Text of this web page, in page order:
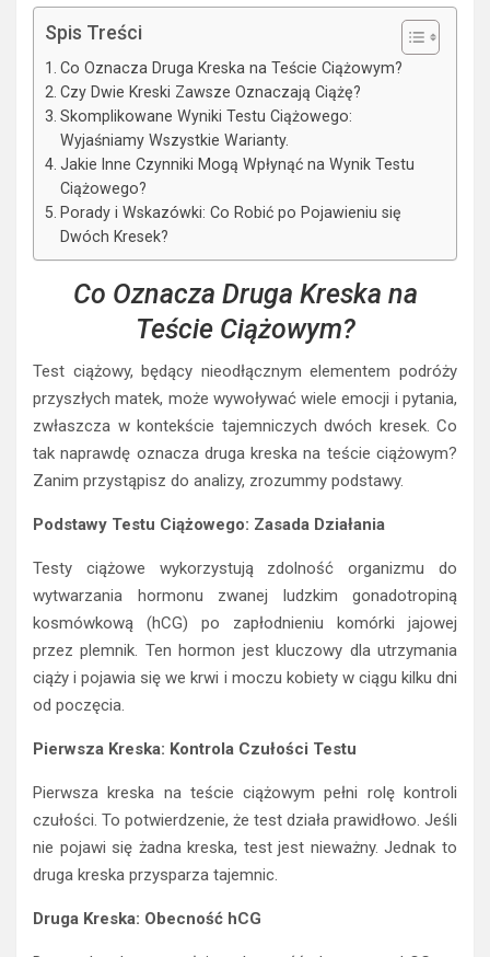
Spis Treści
Co Oznacza Druga Kreska na Teście Ciążowym?
Czy Dwie Kreski Zawsze Oznaczają Ciążę?
Skomplikowane Wyniki Testu Ciążowego:
Wyjaśniamy Wszystkie Warianty.
Jakie Inne Czynniki Mogą Wpłynąć na Wynik Testu
Ciążowego?
Porady i Wskazówki: Co Robić po Pojawieniu się
Dwóch Kresek?
Co Oznacza Druga Kreska na
Teście Ciążowym?
Test ciążowy, będący nieodłącznym elementem podróży
przyszłych matek, może wywoływać wiele emocji i pytania,
zwłaszcza w kontekście tajemniczych dwóch kresek. Co
tak naprawdę oznacza druga kreska na teście ciążowym?
Zanim przystąpisz do analizy, zrozummy podstawy.
Podstawy Testu Ciążowego: Zasada Działania
Testy ciążowe wykorzystują zdolność organizmu do
wytwarzania hormonu zwanej ludzkim gonadotropiną
kosmówkową (hCG) po zapłodnieniu komórki jajowej
przez plemnik. Ten hormon jest kluczowy dla utrzymania
ciąży i pojawia się we krwi i moczu kobiety w ciągu kilku dni
od poczęcia.
Pierwsza Kreska: Kontrola Czułości Testu
Pierwsza kreska na teście ciążowym pełni rolę kontroli
czułości. To potwierdzenie, że test działa prawidłowo. Jeśli
nie pojawi się żadna kreska, test jest nieważny. Jednak to
druga kreska przysparza tajemnic.
Druga Kreska: Obecność hCG